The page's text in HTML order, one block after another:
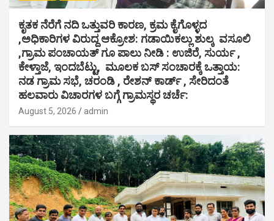
ಕೃತಕ ನೆರೆಗೆ ನದಿ ಒತ್ತುವರಿ ಕಾರಣ, ಕ್ರಮ ಕೈಗೊಳ್ಳದ
,ಅಧಿಕಾರಿಗಳ ವಿರುದ್ದ ಆಕ್ರೋಶ: ಗಡಾಯಿಕಲ್ಲು ಶುಲ್ಕ ವಸೂಲಿ
,ಗ್ರಾಮ ಪಂಚಾಯತ್ ಗೂ ಪಾಲು ನೀಡಿ : ಉಜಿರೆ, ಸುರ್ಯ ,
ಕೇಳ್ತಾಜೆ, ಇಂದಬೆಟ್ಟು, ಮೂಲಕ ಬಸ್ ಸಂಚಾರಕ್ಕೆ ಒತ್ತಾಯ:
ನಡ ಗ್ರಾಮ ಸಭೆ, ಚರಂಡಿ , ರೇಶನ್ ಕಾರ್ಡ್ , ಸೇರಿದಂತೆ
ಹಲವಾರು ವಿಚಾರಗಳ ಬಗ್ಗೆ ಗ್ರಾಮಸ್ಥರ ಚರ್ಚೆ:
August 5, 2026 admin